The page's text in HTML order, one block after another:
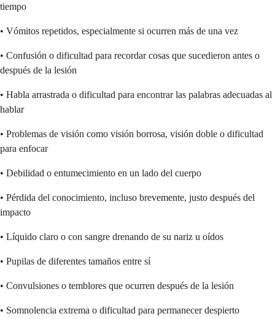
tiempo
• Vómitos repetidos, especialmente si ocurren más de una vez
• Confusión o dificultad para recordar cosas que sucedieron antes o
después de la lesión
• Habla arrastrada o dificultad para encontrar las palabras adecuadas al
hablar
• Problemas de visión como visión borrosa, visión doble o dificultad
para enfocar
• Debilidad o entumecimiento en un lado del cuerpo
• Pérdida del conocimiento, incluso brevemente, justo después del
impacto
• Líquido claro o con sangre drenando de su nariz u oídos
• Pupilas de diferentes tamaños entre sí
• Convulsiones o temblores que ocurren después de la lesión
• Somnolencia extrema o dificultad para permanecer despierto